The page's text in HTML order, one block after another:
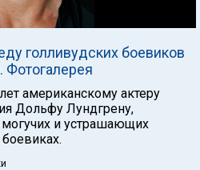
голливудских боевиков
Фотогалерея
американскому актеру
Дольфу Лундгрену,
и устрашающих